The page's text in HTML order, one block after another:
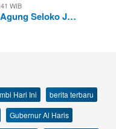
WIB
Seloko J…
Hari Ini
berita terbaru
Gubernur Al Haris